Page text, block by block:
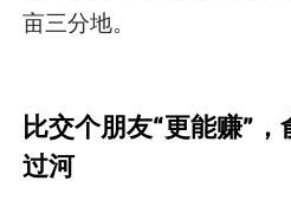
亩三分地。
比交个朋友“更能赚”
过河